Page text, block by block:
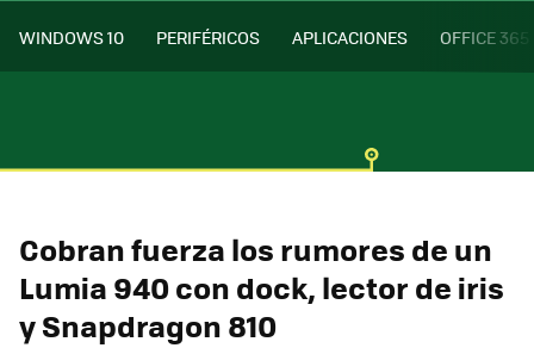
WINDOWS 10 PERIFÉRICOS APLICACIONES OFFICE 365
Cobran fuerza los rumores de un
Lumia 940 con dock, lector de iris
y Snapdragon 810